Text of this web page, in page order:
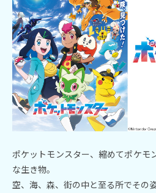
第2チャンネル／エムツー
お知らせ
お問い合わせ
会社案内
プライバシーポリシー
ポケットモンスター、縮めてポケモ
な生き物。
空、海、森、街の中と至る所でその